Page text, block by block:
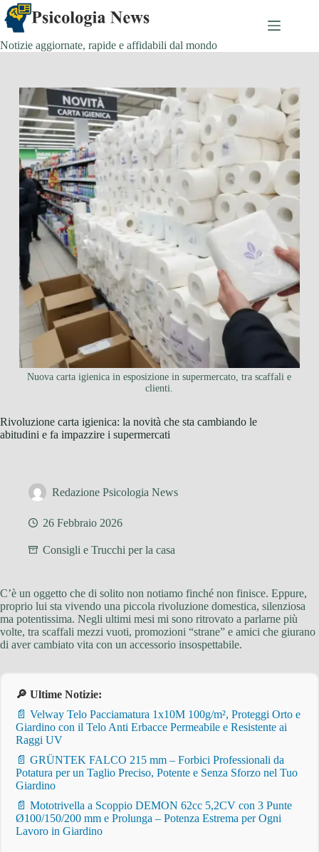
Salta
al
contenuto
Notizie aggiornate, rapide e affidabili dal mondo
Nuova carta igienica in esposizione in supermercato, tra scaffali e
clienti.
Rivoluzione carta igienica: la novità che sta cambiando le
abitudini e fa impazzire i supermercati
Redazione Psicologia News
26 Febbraio 2026
Consigli e Trucchi per la casa
C’è un oggetto che di solito non notiamo finché non finisce. Eppure,
proprio lui sta vivendo una piccola rivoluzione domestica, silenziosa
ma potentissima. Negli ultimi mesi mi sono ritrovato a parlarne più
volte, tra scaffali mezzi vuoti, promozioni “strane” e amici che giurano
di aver cambiato vita con un accessorio insospettabile.
🔎 Ultime Notizie:
📄 Velway Telo Pacciamatura 1x10M 100g/m², Proteggi Orto e
Giardino con il Telo Anti Erbacce Permeabile e Resistente ai
Raggi UV
📄 GRÜNTEK FALCO 215 mm – Forbici Professionali da
Potatura per un Taglio Preciso, Potente e Senza Sforzo nel Tuo
Giardino
📄 Mototrivella a Scoppio DEMON 62cc 5,2CV con 3 Punte
Ø100/150/200 mm e Prolunga – Potenza Estrema per Ogni
Lavoro in Giardino